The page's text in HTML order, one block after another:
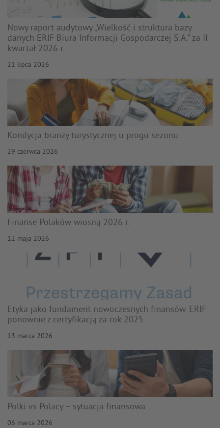
Nowy raport audytowy „Wielkość i struktura bazy
danych ERIF Biura Informacji Gospodarczej S.A.” za II
kwartał 2026 r.
21 lipca 2026
Kondycja branży turystycznej u progu sezonu
29 czerwca 2026
Finanse Polaków wiosną 2026 r.
12 maja 2026
Etyka jako fundament nowoczesnych finansów. ERIF
ponownie z certyfikacją za rok 2025
13 marca 2026
Polki vs Polacy – sytuacja finansowa
06 marca 2026